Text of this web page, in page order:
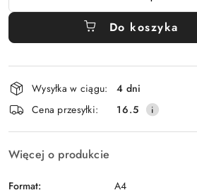
Do koszyka
Dostępność
i
dostawa
Wysyłka w ciągu:
4 dni
Cena przesyłki:
16.5
Więcej o produkcie
Format: A4